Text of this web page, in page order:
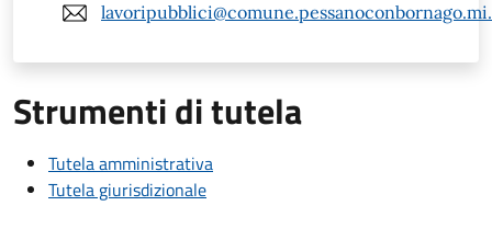
Strumenti di tutela
Tutela amministrativa
Tutela giurisdizionale